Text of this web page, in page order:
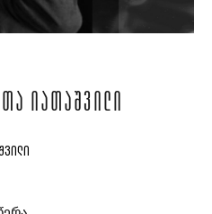
ᲘᲐᲗᲐᲨᲕᲘᲚᲘ